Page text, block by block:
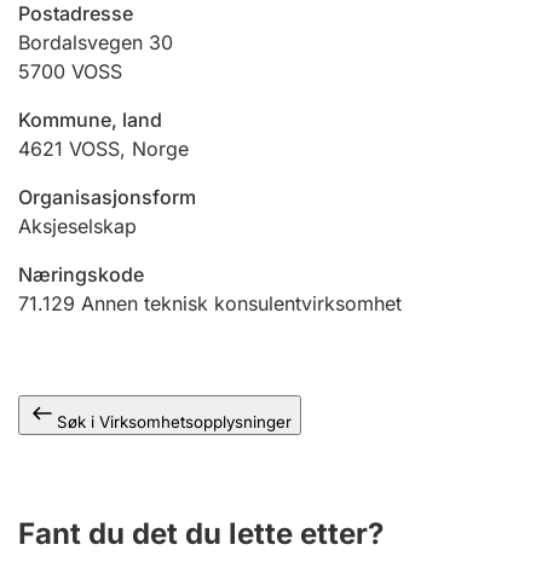
Offentlig sektor
Andre tema
Postadresse
Bordalsvegen 30
5700 VOSS
Kommune, land
4621 VOSS, Norge
Organisasjonsform
Aksjeselskap
Næringskode
71.129 Annen teknisk konsulentvirksomhet
Søk i Virksomhetsopplysninger
Fant du det du lette etter?